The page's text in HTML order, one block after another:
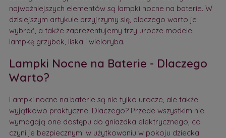
najważniejszych elementów są lampki nocne na baterie. W
dzisiejszym artykule przyjrzymy się, dlaczego warto je
wybrać, a także zaprezentujemy trzy urocze modele:
lampkę grzybek, liska i wieloryba.
Lampki Nocne na Baterie - Dlaczego
Warto?
Lampki nocne na baterie są nie tylko urocze, ale także
wyjątkowo praktyczne. Dlaczego? Przede wszystkim nie
wymagają one dostępu do gniazdka elektrycznego, co
czyni je bezpiecznymi w użytkowaniu w pokoju dziecka.